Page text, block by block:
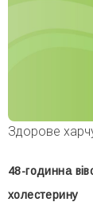
Здорове
48-годинна
холестерину